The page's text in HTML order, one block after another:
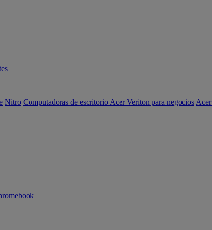
Nitro Computadoras de escritorio Acer Veriton para negocios